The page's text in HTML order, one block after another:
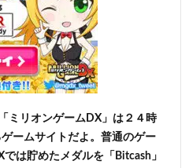
ミリオンゲームDX」は２４時
ームサイトだよ。普通のゲー
は貯めたメダルを「Bitcash」